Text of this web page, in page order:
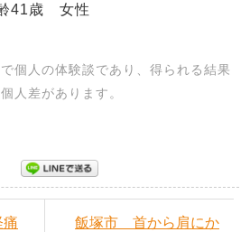
41歳 女性
個人の体験談であり、得られる結果
人差があります。
飯塚市 首から肩にか